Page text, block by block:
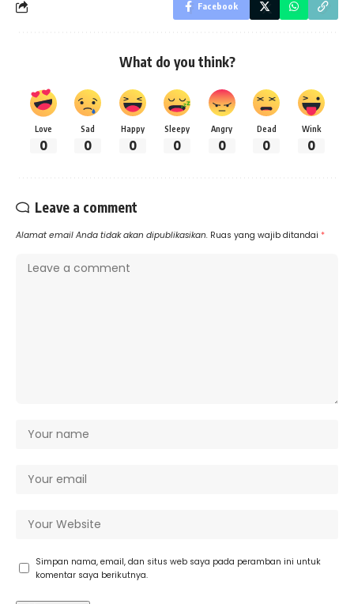
Facebook
What do you think?
Love
0
Sad
0
Happy
0
Sleepy
0
Angry
0
Dead
0
Wink
0
Leave a comment
Alamat email Anda tidak akan dipublikasikan. Ruas yang wajib ditandai *
Simpan nama, email, dan situs web saya pada peramban ini untuk
komentar saya berikutnya.